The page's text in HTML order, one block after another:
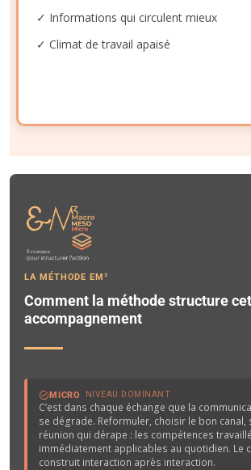
✓ Informations qui circulent mieux
✓ Climat de travail apaisé
LA MÉTHODE EM³
Comment la méthode structure cet
accompagnement
MICRO NIVEAU DOMINANT
C’est dans chaque échange que la
se dégrade. Reformuler, choisir le bon canal,
réunion qui dérape : les compétences
immédiatement applicables au quotidien. Le
construit interaction après interaction.